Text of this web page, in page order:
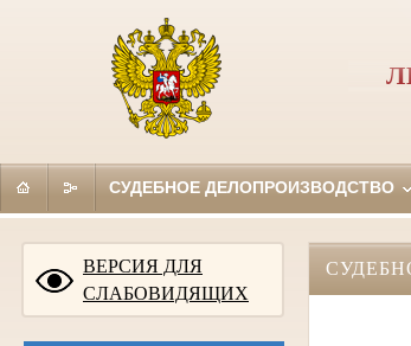
СУДЕБНОЕ ДЕЛОПРОИЗВОДСТВО
ВЕРСИЯ ДЛЯ
СЛАБОВИДЯЩИХ